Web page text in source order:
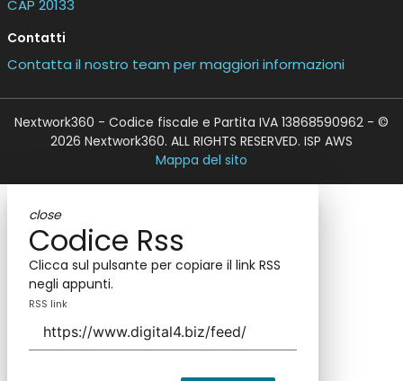
CAP 20133
Contatti
Contatta il nostro team per maggiori informazioni
Nextwork360 - Codice fiscale e Partita IVA 13868590962 - ©
2026 Nextwork360. ALL RIGHTS RESERVED. ISP AWS
Mappa del sito
close
Codice Rss
Clicca sul pulsante per copiare il link RSS
negli appunti.
RSS link